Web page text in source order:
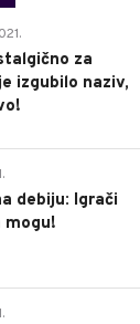
za
izgubilo naziv,
debiju: Igrači
mogu!